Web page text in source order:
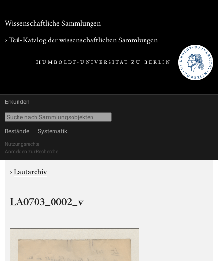
Wissenschaftliche Sammlungen
› Teil-Katalog der wissenschaftlichen Sammlungen
Erkunden
Bestände Systematik
Nutzungsrechte
Anmelden zur Recherche
›Lautarchiv
LA0703_0002_v